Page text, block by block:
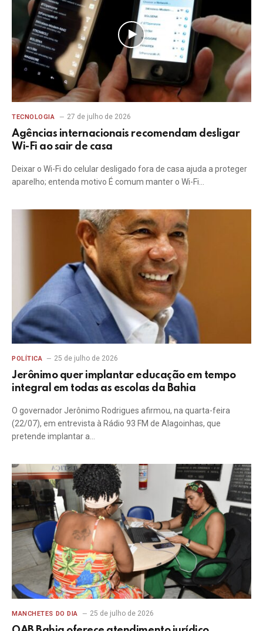
TECNOLOGIA 27 de julho de 2026
Agências internacionais recomendam desligar
Wi-Fi ao sair de casa
Deixar o Wi-Fi do celular desligado fora de casa ajuda a proteger
aparelho; entenda motivo É comum manter o Wi-Fi…
POLÍTICA 25 de julho de 2026
Jerônimo quer implantar educação em tempo
integral em todas as escolas da Bahia
O governador Jerônimo Rodrigues afirmou, na quarta-feira
(22/07), em entrevista à Rádio 93 FM de Alagoinhas, que
pretende implantar a…
MANCHETES DO DIA 25 de julho de 2026